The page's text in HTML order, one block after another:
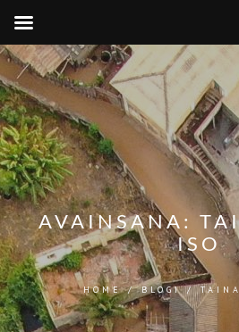
AVAINSANA:
ISO
HOME/BLOGI/